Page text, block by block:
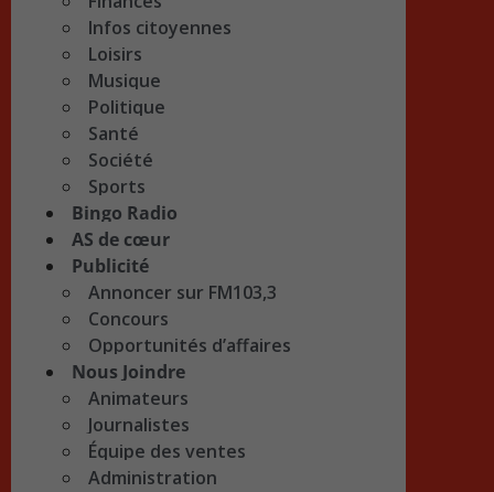
Infos citoyennes
Loisirs
Musique
Politique
Santé
Société
Sports
Bingo Radio
AS de cœur
Publicité
Annoncer sur FM103,3
Concours
Opportunités d’affaires
Nous Joindre
Animateurs
Journalistes
Équipe des ventes
Administration